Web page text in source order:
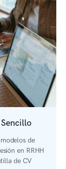
de
en RRHH
de CV